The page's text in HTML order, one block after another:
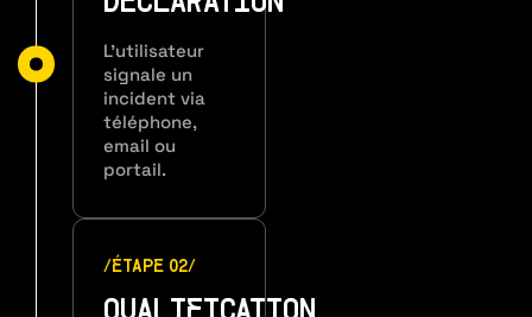
L’utilisateur
signale un
incident via
téléphone,
email ou
portail.
/ÉTAPE 02/